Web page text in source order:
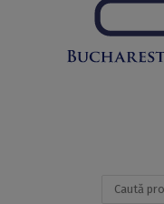
Caută